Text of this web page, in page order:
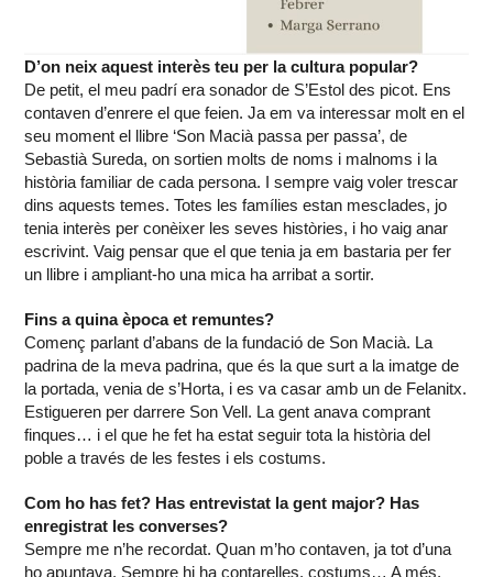
D’on neix aquest interès teu per la cultura popular?
De petit, el meu padrí era sonador de S’Estol des picot. Ens
contaven d’enrere el que feien. Ja em va interessar molt en el
seu moment el llibre ‘Son Macià passa per passa’, de
Sebastià Sureda, on sortien molts de noms i malnoms i la
història familiar de cada persona. I sempre vaig voler trescar
dins aquests temes. Totes les famílies estan mesclades, jo
tenia interès per conèixer les seves històries, i ho vaig anar
escrivint. Vaig pensar que el que tenia ja em bastaria per fer
un llibre i ampliant-ho una mica ha arribat a sortir.
Fins a quina època et remuntes?
Començ parlant d’abans de la fundació de Son Macià. La
padrina de la meva padrina, que és la que surt a la imatge de
la portada, venia de s’Horta, i es va casar amb un de Felanitx.
Estigueren per darrere Son Vell. La gent anava comprant
finques… i el que he fet ha estat seguir tota la història del
poble a través de les festes i els costums.
Com ho has fet? Has entrevistat la gent major? Has
enregistrat les converses?
Sempre me n’he recordat. Quan m’ho contaven, ja tot d’una
ho apuntava. Sempre hi ha contarelles, costums… A més,